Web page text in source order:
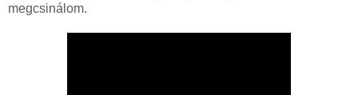
megcsinálom.